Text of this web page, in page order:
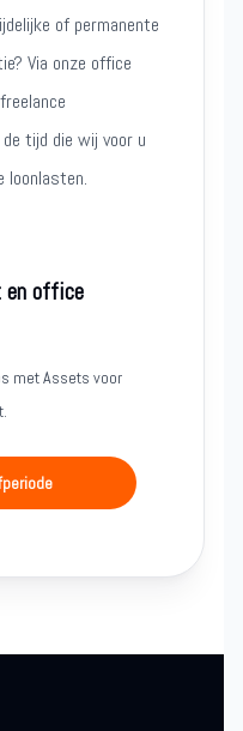
of permanente
Via onze office
tijd die wij voor u
loonlasten.
office
met Assets voor